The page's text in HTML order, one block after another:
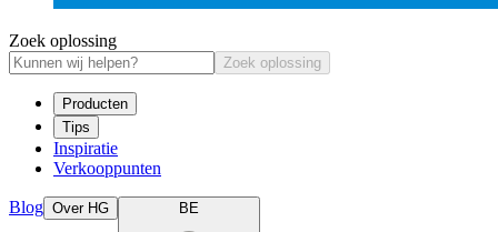
Zoek oplossing
Zoek oplossing
Producten
Tips
Inspiratie
Verkooppunten
Blog Over HG BE